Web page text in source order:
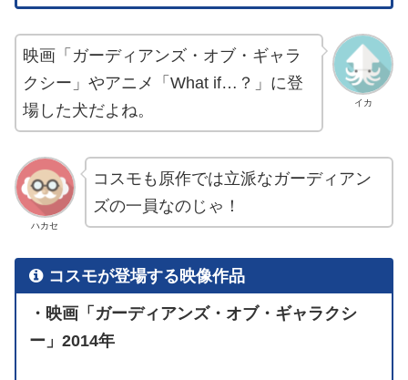
イカ
映画「ガーディアンズ・オブ・ギャラ
クシー」やアニメ「What if…？」に登
場した犬だよね。
ハカセ
コスモも原作では立派なガーディアン
ズの一員なのじゃ！
コスモが登場する映像作品
・映画「ガーディアンズ・オブ・ギャラクシ
ー」2014年